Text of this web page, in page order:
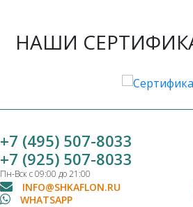
НАШИ
+7 (495) 507-8033
+7 (925) 507-8033
Пн-Вск с 09:00 до 21:00
INFO@SHKAFLON.RU
WHATSAPP